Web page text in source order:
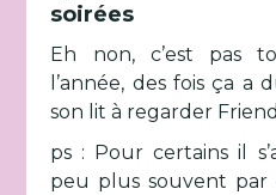
soirées
Eh non, c’est pas
l’année, des fois ça
son lit à regarder
ps : Pour certains il
peu plus souvent par